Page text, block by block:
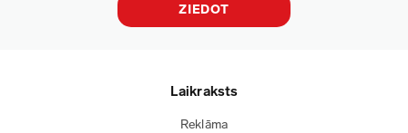
ZIEDOT
Laikraksts
Reklāma